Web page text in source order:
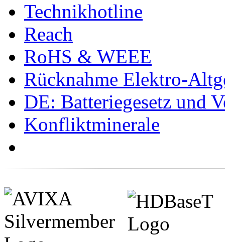
Technikhotline
Reach
RoHS & WEEE
Rücknahme Elektro-
DE: Batteriegesetz und
Konfliktminerale